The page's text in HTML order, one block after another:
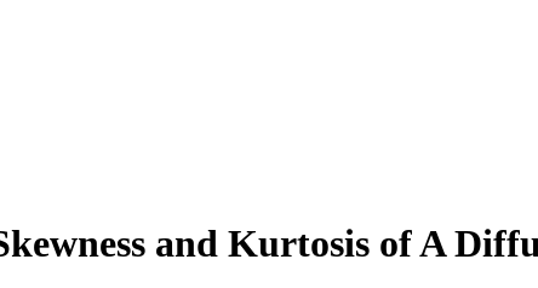
and Kurtosis of A